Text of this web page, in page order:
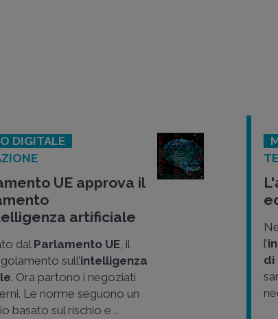
DIGITALE
UE approva il
artificiale
dal Parlamento UE , il
sull’intelligenza
. Ora partono i negoziati
Le norme seguono un
basato sul rischio e ..
l’
di